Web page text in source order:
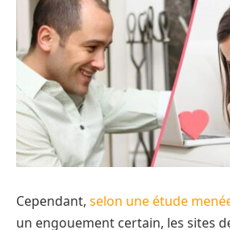
Cependant, selon une étude
un engouement certain, les sites